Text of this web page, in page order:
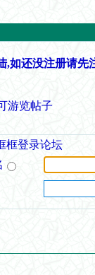
,如还没注册请先
游览帖子
框登录论坛